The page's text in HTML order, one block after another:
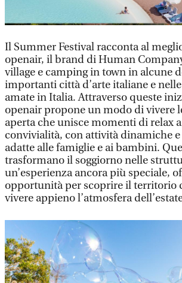
Il Summer Festival racconta al
openair, il brand di Human
village e camping in town in alcune
importanti città d’arte italiane e
amate in Italia. Attraverso queste
openair propone un modo di vivere
aperta che unisce momenti di relax
convivialità, con attività dinamiche
adatte alle famiglie e ai bambini.
trasformano il soggiorno nelle
un’esperienza ancora più speciale,
opportunità per scoprire il territorio
vivere appieno l’atmosfera